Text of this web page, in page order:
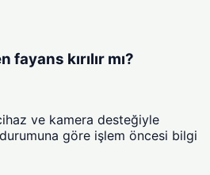
fayans kırılır mı?
ve kamera desteğiyle
durumuna göre işlem öncesi bilgi